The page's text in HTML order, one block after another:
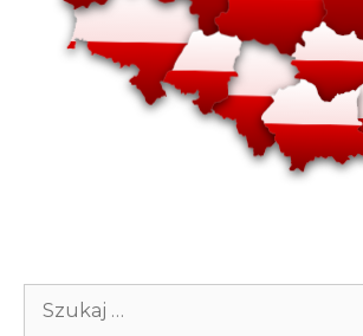
Szukaj: